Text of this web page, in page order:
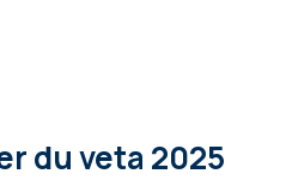
du veta 2025